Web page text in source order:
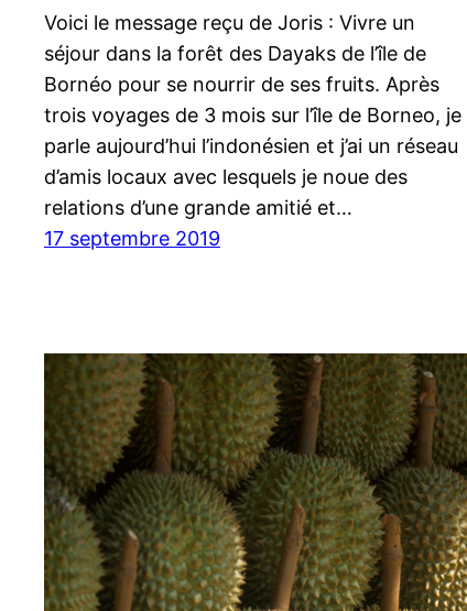
Voici le message reçu de Joris : Vivre un
séjour dans la forêt des Dayaks de l’île de
Bornéo pour se nourrir de ses fruits. Après
trois voyages de 3 mois sur l’île de Borneo, je
parle aujourd’hui l’indonésien et j’ai un réseau
d’amis locaux avec lesquels je noue des
relations d’une grande amitié et…
17 septembre 2019